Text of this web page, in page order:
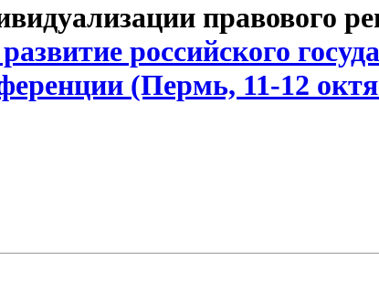
правового
российского
(Пермь, 11-12